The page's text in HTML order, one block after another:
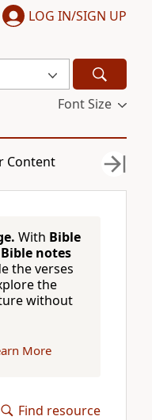
LOG IN/SIGN UP
Font Size
Content
With Bible
notes
the verses
the
without
More
Find resource